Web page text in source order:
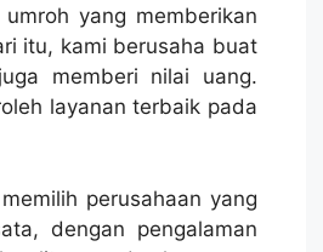
yang memberikan
itu, kami berusaha buat
memberi nilai uang.
layanan terbaik pada
perusahaan yang
dengan pengalaman